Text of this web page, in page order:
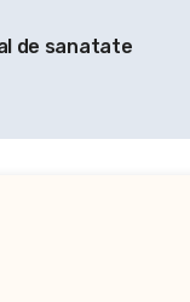
de sanatate